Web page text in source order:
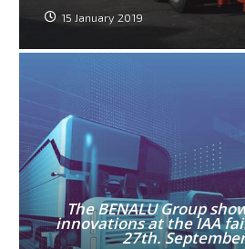
15 January 2019
The BENALU Group
innovations at the IAA
27th.